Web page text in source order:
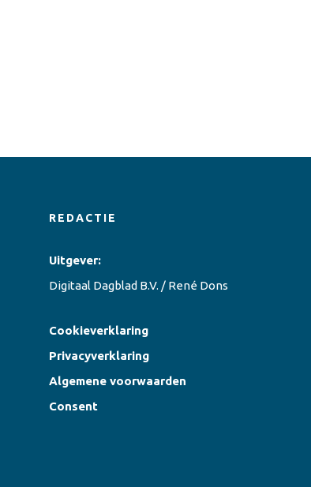
REDACTIE
Uitgever:
Digitaal Dagblad B.V. / René Dons
Cookieverklaring
Privacyverklaring
Algemene voorwaarden
Consent